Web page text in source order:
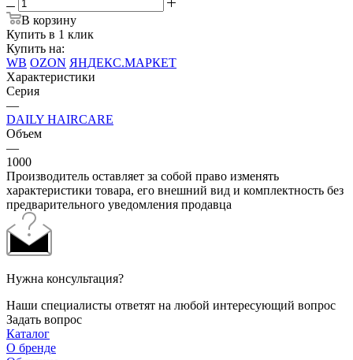
В корзину
Купить в 1 клик
Купить на:
WB OZON ЯНДЕКС.МАРКЕТ
Характеристики
Серия
—
DAILY HAIRCARE
Объем
—
1000
Производитель оставляет за собой право изменять
характеристики товара, его внешний вид и комплектность без
предварительного уведомления продавца
Нужна консультация?
Наши специалисты ответят на любой интересующий вопрос
Задать вопрос
Каталог
О бренде